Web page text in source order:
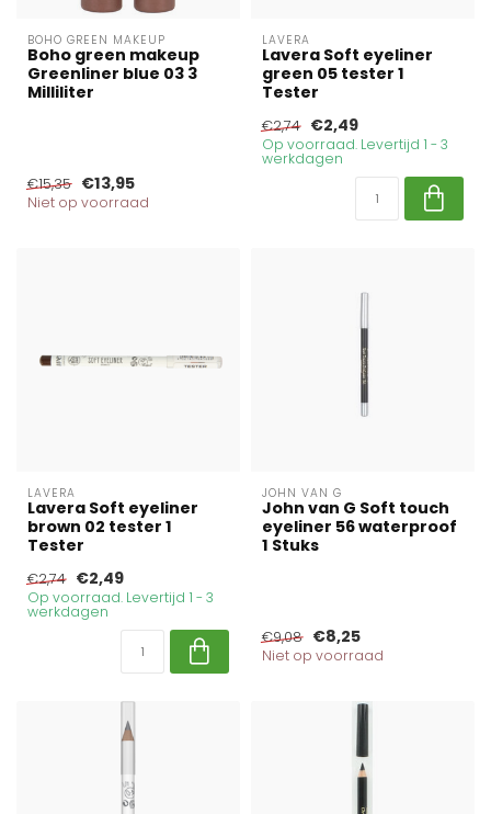
BOHO GREEN MAKEUP
Boho green makeup
Greenliner blue 03 3
Milliliter
€15,35 €13,95
Niet op voorraad
LAVERA
Lavera Soft eyeliner
green 05 tester 1
Tester
€2,74 €2,49
Op voorraad. Levertijd 1 - 3
werkdagen
LAVERA
Lavera Soft eyeliner
brown 02 tester 1
Tester
€2,74 €2,49
Op voorraad. Levertijd 1 - 3
werkdagen
JOHN VAN G
John van G Soft touch
eyeliner 56 waterproof
1 Stuks
€9,08 €8,25
Niet op voorraad